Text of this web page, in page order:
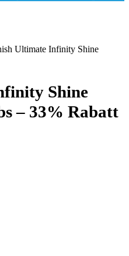
Ultimate Infinity Shine
Shine
– 33% Rabatt